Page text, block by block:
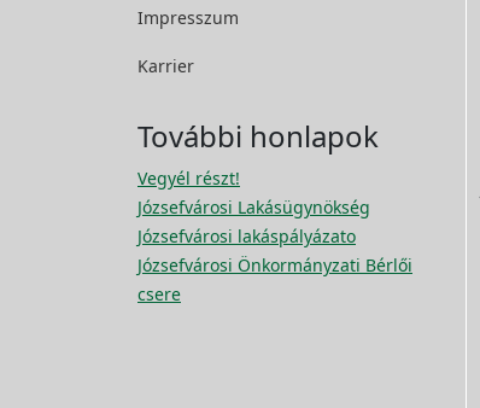
Impresszum
Karrier
További honlapok
Vegyél részt!
Józsefvárosi Lakásügynökség
Józsefvárosi lakáspályázato
Józsefvárosi Önkormányzati Bérlői
csere